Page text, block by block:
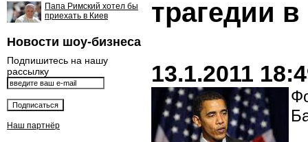
Папа Римский хотел бы
приехать в Киев
Новости шоу-бизнеса
Подпишитесь на нашу
рассылку
Наш партнёр
трагедии
13.1.2011